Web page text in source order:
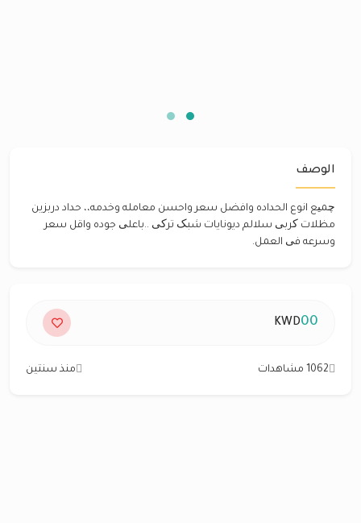
الوصف
چمیع انوع الحداده وافضل سعر واحسن معامله وخدمه،، حداد دربزين
مظلات کربی سلالم ديونايات شبک ترکی ..باعلی جوده واقل سعر
وسرعه فی العمل.
00
KWD
1062 مشاهدات منذ سنتين